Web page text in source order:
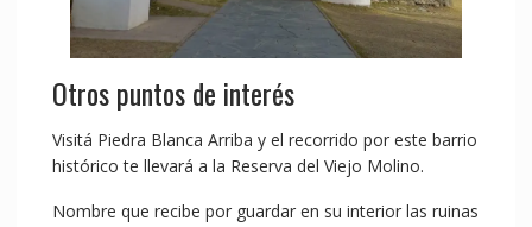
Otros puntos de interés
Visitá Piedra Blanca Arriba y el recorrido por este barrio
histórico te llevará a la Reserva del Viejo Molino.
Nombre que recibe por guardar en su interior las ruinas